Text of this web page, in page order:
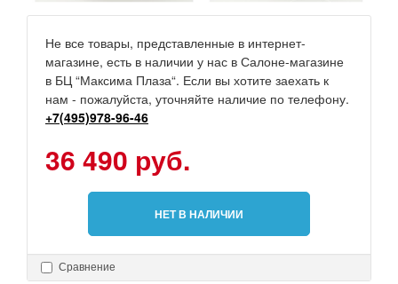
Не все товары, представленные в интернет-
магазине, есть в наличии у нас в Салоне-магазине
в БЦ “Максима Плаза“. Если вы хотите заехать к
нам - пожалуйста, уточняйте наличие по телефону.
+7(495)978-96-46
36 490 руб.
НЕТ В НАЛИЧИИ
Сравнение